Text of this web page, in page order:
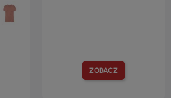
ZOBACZ